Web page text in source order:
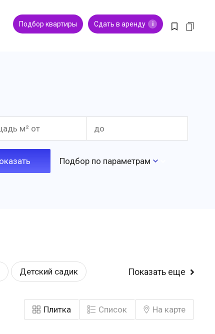
Подбор квартиры Сдать в аренду i
Подбор по параметрам
Детский садик
Строится
Показать еще
Плитка Список На карте